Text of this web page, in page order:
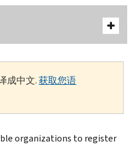
成中文.获取您语
organizations to register